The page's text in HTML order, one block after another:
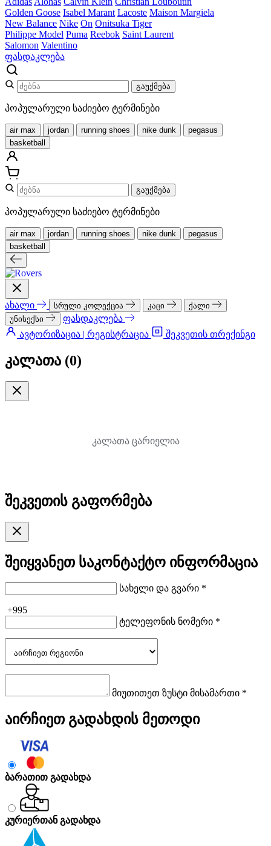
Golden Goose Isabel Marant Lacoste Maison Margiela
New Balance Nike On Onitsuka Tiger
Philippe Model Puma Reebok Saint Laurent
Salomon Valentino
ფასდაკლება
გაუქმება
პოპულარული საძიებო ტერმინები
air max jordan running shoes nike dunk
pegasus
basketball
გაუქმება
პოპულარული საძიებო ტერმინები
air max jordan running shoes nike dunk
pegasus
basketball
ახალი სრული კოლექცია კაცი
ქალი
უნისექსი
ფასდაკლება
ავტორიზაცია | რეგისტრაცია
შეკვეთის თრექინგი
კალათა (0)
კალათა ცარიელია
შეკვეთის გაფორმება
შეიყვანეთ საკონტაქტო ინფორმაცია
სახელი და გვარი *
+995
ტელეფონის ნომერი *
მიუთითეთ ზუსტი მისამართი *
აირჩიეთ გადახდის მეთოდი
ბარათით გადახდა
კურიერთან გადახდა